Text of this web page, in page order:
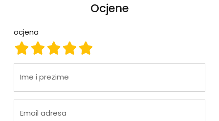
Ocjene
ocjena
ocjena 5
ocjena 4
ocjena 3
ocjena 2
ocjena 1
Ime i prezime
Email adresa